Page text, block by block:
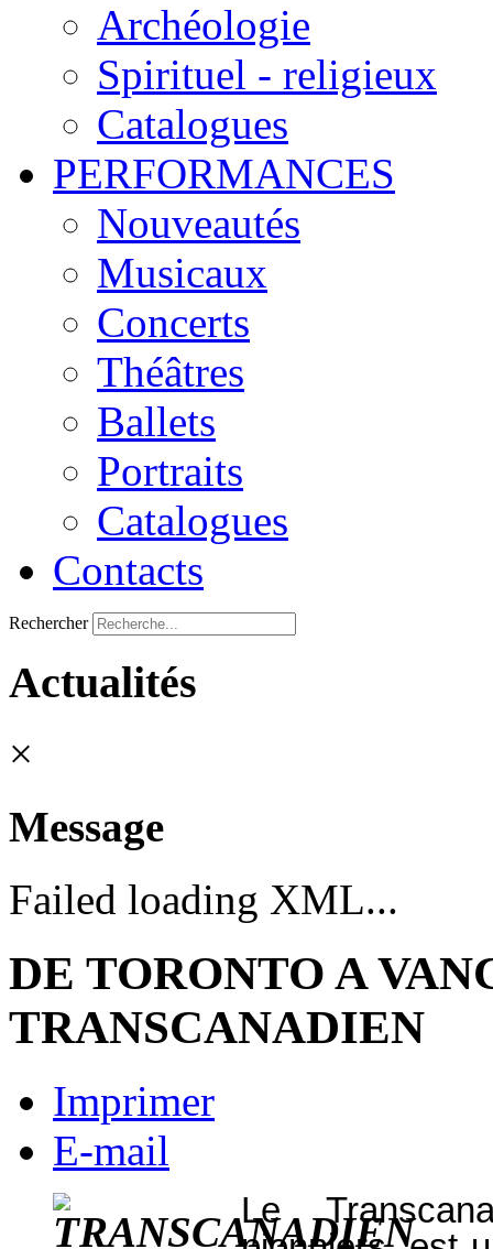
Archéologie
Spirituel - religieux
Catalogues
PERFORMANCES
Nouveautés
Musicaux
Concerts
Théâtres
Ballets
Portraits
Catalogues
Contacts
Rechercher
Actualités
×
Message
Failed loading XML...
DE TORONTO A
TRANSCANADIEN
Imprimer
E-mail
Le